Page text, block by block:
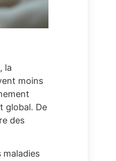
la
moins
global. De
des
maladies